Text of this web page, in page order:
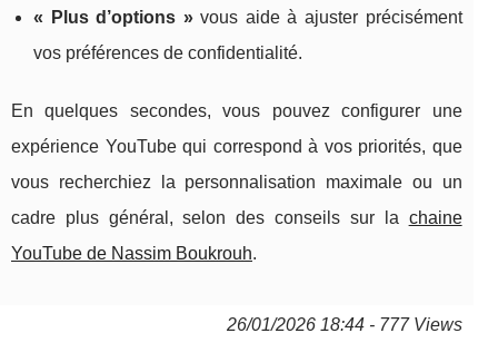
« Plus d’options »vous aide à ajuster précisément
vos préférences de confidentialité.
En quelques secondes, vous pouvez configurer une
expérience YouTube qui correspond à vos priorités, que
vous recherchiez la personnalisation maximale ou un
cadre plus général, selon des conseils sur la chaine
YouTube de Nassim Boukrouh.
26/01/2026 18:44 - 777 Views